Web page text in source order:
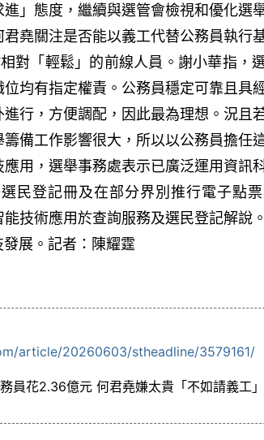
」態度，繼續與選管會檢視和優化選
堯關注是否能以義工代替公務員執行
對「輕鬆」的前線人員。謝小華指，
均有指定權責。公務員穩定可靠且具
行，方便調配，因此最為理想。況且
備工作影響很大，所以以公務員擔任
用，選舉事務處表示已廣泛運用資訊
民登記冊及在部分界別推行電子點
技術應用於查詢服務及選民登記解說
展。記者：陳耀霆
article/20260603/stheadline/3579161/
員花2.36億元 何君堯嫌太貴「不如請義工